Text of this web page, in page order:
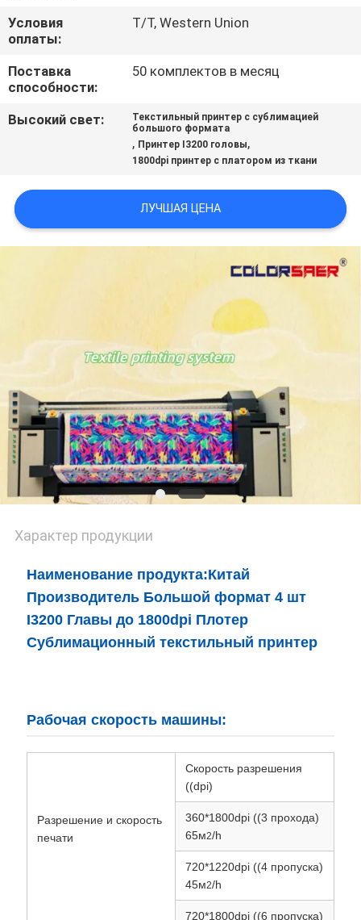
НОВОСТИ
ВСЕ
КАРТА
КОНФИДЕНЦИАЛЬНОСТИ
Условия
оплаты:
T/T, Western Union
Поставка
способности:
50 комплектов в месяц
Высокий свет:
Текстильный принтер с сублимацией
большого формата
, Принтер I3200 головы,
1800dpi принтер с платором из ткани
ЛУЧШАЯ ЦЕНА
Характер продукции
Наименование продукта:Китай
Производитель Большой формат 4 шт
I3200 Главы до 1800dpi Плотер
Сублимационный текстильный принтер
Рабочая скорость машины:
Разрешение и скорость
печати
Скорость разрешения
((dpi)
360*1800dpi ((3 прохода)
65м2/h
720*1220dpi ((4 пропуска)
45м2/h
720*1800dpi ((6 пропуска)